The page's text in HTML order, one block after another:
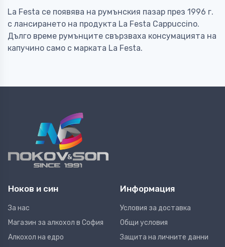
La Festa се появява на румънския пазар през 1996 г.
с лансирането на продукта La Festa Cappuccino.
Дълго време румънците свързваха консумацията на
капучино само с марката La Festa.
Ноков и син
За нас
Магазин за алкохол в София
Алкохол на едро
Информация
Условия за доставка
Общи условия
Защита на личните данни